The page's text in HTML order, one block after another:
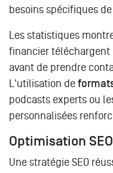
besoins spécifiques
Les statistiques
financier téléchargent
avant de prendre
L'utilisation de
podcasts experts ou
personnalisées
Optimisation
Une stratégie SEO